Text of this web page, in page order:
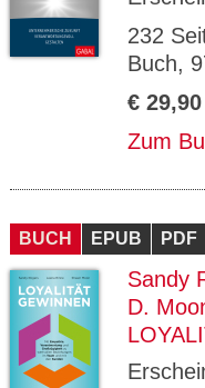
232
Buch,
€
Zum
BUCH EPUB PDF
Sandy
D.